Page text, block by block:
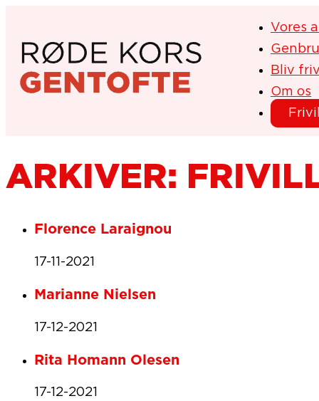
Vores
Bliv
Om os
ARKIVER:
Florence Laraignou
17-11-2021
Marianne Nielsen
17-12-2021
Rita Homann Olesen
17-12-2021